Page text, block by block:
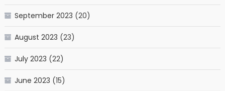
September 2023 (20)
August 2023 (23)
July 2023 (22)
June 2023 (15)